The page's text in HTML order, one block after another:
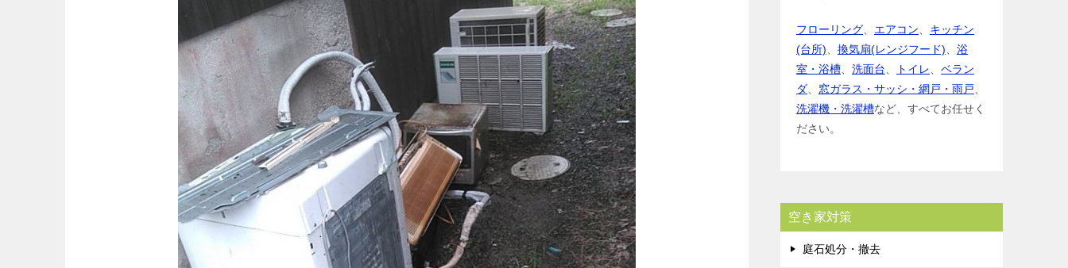
フローリング エアコン
キッチン
(台所)
換気扇(レンジフード)
浴
室・浴槽
洗面台 トイレ
ベラン
ダ
窓ガラス・サッシ・網戸・雨戸
洗濯機・洗濯槽など、すべてお任せく
ださい。
空き家対策
庭石処分・撤去